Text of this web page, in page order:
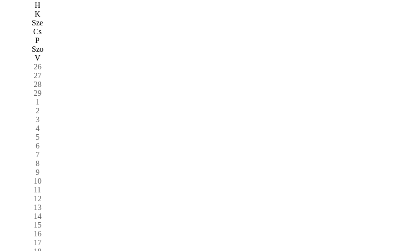
H
K
Sze
Cs
P
Szo
V
26
27
28
29
1
2
3
4
5
6
7
8
9
10
11
12
13
14
15
16
17